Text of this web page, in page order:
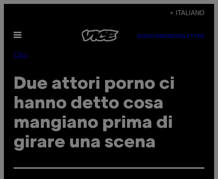
contenuto
+ ITALIANO
Apri
SUBSCRIBENEWSLETTER
Cibo
Due attori porno ci
hanno detto cosa
mangiano prima di
girare una scena